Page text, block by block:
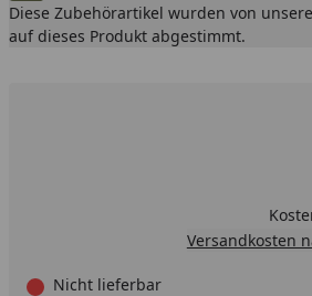
Diese Zubehörartikel wurden von
auf dieses Produkt abgestimmt.
Versandkosten
Nicht lieferbar